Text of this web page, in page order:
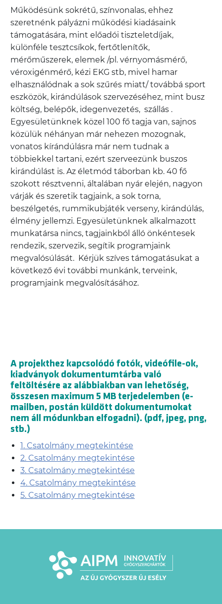
Működésünk sokrétű, színvonalas, ehhez
szeretnénk pályázni működési kiadásaink
támogatására, mint előadói tiszteletdíjak,
különféle tesztcsíkok, fertőtlenítők,
mérőműszerek, elemek /pl. vérnyomásmérő,
véroxigénmérő, kézi EKG stb, mivel hamar
elhasználódnak a sok szűrés miatt/ továbbá sport
eszközök, kirándúlások szervezéséhez, mint busz
költség, belépők, idegenvezetés, szállás .
Egyesületünknek közel 100 fő tagja van, sajnos
közülük néhányan már nehezen mozognak,
vonatos kírándúlásra már nem tudnak a
többiekkel tartani, ezért szerveezünk buszos
kirándúlást is. Az életmód táborban kb. 40 fő
szokott résztvenni, általában nyár elején, nagyon
várják és szeretik tagjaink, a sok torna,
beszélgetés, rummikubjáték verseny, kirándúlás,
élmény jellemzi. Egyesületünknek alkalmazott
munkatársa nincs, tagjainkból álló önkéntesek
rendezik, szervezik, segítik programjaink
megvalósúlását. Kérjük szíves támogatásukat a
következő évi további munkánk, terveink,
programjaink megvalósításához.
A projekthez kapcsolódó fotók, videófile-ok,
kiadványok dokumentumtárba való
feltöltésére az alábbiakban van lehetőség,
összesen maximum 5 MB terjedelemben (e-
mailben, postán küldött dokumentumokat
nem áll módunkban elfogadni). (pdf, jpeg, png,
stb.)
1. Csatolmány megtekintése
2. Csatolmány megtekintése
3. Csatolmány megtekintése
4. Csatolmány megtekintése
5. Csatolmány megtekintése